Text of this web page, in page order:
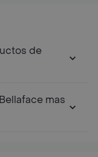
de
mas